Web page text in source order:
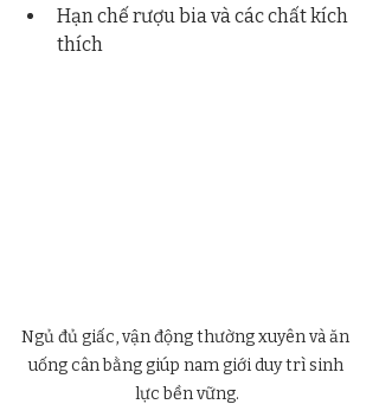
Hạn chế rượu bia và các chất kích
thích
Ngủ đủ giấc, vận động thường xuyên và ăn
uống cân bằng giúp nam giới duy trì sinh
lực bền vững.